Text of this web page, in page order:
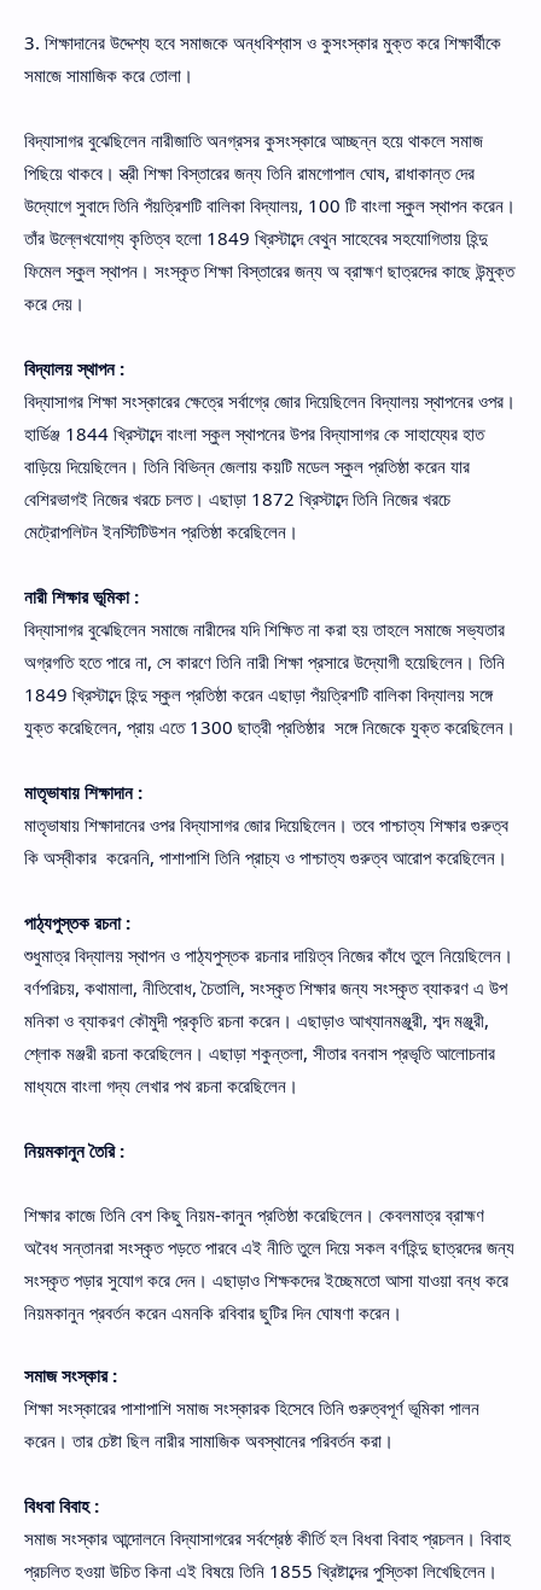
3. শিক্ষাদানের উদ্দেশ্য হবে সমাজকে অন্ধবিশ্বাস ও কুসংস্কার মুক্ত করে শিক্ষার্থীকে
সমাজে সামাজিক করে তোলা।
বিদ্যাসাগর বুঝেছিলেন নারীজাতি অনগ্রসর কুসংস্কারে আচ্ছন্ন হয়ে থাকলে সমাজ
পিছিয়ে থাকবে। স্ত্রী শিক্ষা বিস্তারের জন্য তিনি রামগোপাল ঘোষ, রাধাকান্ত দের
উদ্যোগে সুবাদে তিনি পঁয়ত্রিশটি বালিকা বিদ্যালয়, 100 টি বাংলা স্কুল স্থাপন করেন।
তাঁর উল্লেখযোগ্য কৃতিত্ব হলো 1849 খ্রিস্টাব্দে বেথুন সাহেবের সহযোগিতায় হিন্দু
ফিমেল স্কুল স্থাপন। সংস্কৃত শিক্ষা বিস্তারের জন্য অ ব্রাহ্মণ ছাত্রদের কাছে উন্মুক্ত
করে দেয়।
বিদ্যালয় স্থাপন :
বিদ্যাসাগর শিক্ষা সংস্কারের ক্ষেত্রে সর্বাগ্রে জোর দিয়েছিলেন বিদ্যালয় স্থাপনের ওপর।
হার্ডিঞ্জ 1844 খ্রিস্টাব্দে বাংলা স্কুল স্থাপনের উপর বিদ্যাসাগর কে সাহায্যের হাত
বাড়িয়ে দিয়েছিলেন। তিনি বিভিন্ন জেলায় কয়টি মডেল স্কুল প্রতিষ্ঠা করেন যার
বেশিরভাগই নিজের খরচে চলত। এছাড়া 1872 খ্রিস্টাব্দে তিনি নিজের খরচে
মেট্রোপলিটন ইনস্টিটিউশন প্রতিষ্ঠা করেছিলেন।
নারী শিক্ষার ভূমিকা :
বিদ্যাসাগর বুঝেছিলেন সমাজে নারীদের যদি শিক্ষিত না করা হয় তাহলে সমাজে সভ্যতার
অগ্রগতি হতে পারে না, সে কারণে তিনি নারী শিক্ষা প্রসারে উদ্যোগী হয়েছিলেন। তিনি
1849 খ্রিস্টাব্দে হিন্দু স্কুল প্রতিষ্ঠা করেন এছাড়া পঁয়ত্রিশটি বালিকা বিদ্যালয় সঙ্গে
যুক্ত করেছিলেন, প্রায় এতে 1300 ছাত্রী প্রতিষ্ঠার সঙ্গে নিজেকে যুক্ত করেছিলেন।
মাতৃভাষায় শিক্ষাদান :
মাতৃভাষায় শিক্ষাদানের ওপর বিদ্যাসাগর জোর দিয়েছিলেন। তবে পাশ্চাত্য শিক্ষার গুরুত্ব
কি অস্বীকার করেননি, পাশাপাশি তিনি প্রাচ্য ও পাশ্চাত্য গুরুত্ব আরোপ করেছিলেন।
পাঠ্যপুস্তক রচনা :
শুধুমাত্র বিদ্যালয় স্থাপন ও পাঠ্যপুস্তক রচনার দায়িত্ব নিজের কাঁধে তুলে নিয়েছিলেন।
বর্ণপরিচয়, কথামালা, নীতিবোধ, চৈতালি, সংস্কৃত শিক্ষার জন্য সংস্কৃত ব্যাকরণ এ উপ
মনিকা ও ব্যাকরণ কৌমুদী প্রকৃতি রচনা করেন। এছাড়াও আখ্যানমঞ্জুরী, শব্দ মঞ্জুরী,
শ্লোক মঞ্জরী রচনা করেছিলেন। এছাড়া শকুন্তলা, সীতার বনবাস প্রভৃতি আলোচনার
মাধ্যমে বাংলা গদ্য লেখার পথ রচনা করেছিলেন।
নিয়মকানুন তৈরি :
শিক্ষার কাজে তিনি বেশ কিছু নিয়ম-কানুন প্রতিষ্ঠা করেছিলেন। কেবলমাত্র ব্রাহ্মণ
অবৈধ সন্তানরা সংস্কৃত পড়তে পারবে এই নীতি তুলে দিয়ে সকল বর্ণহিন্দু ছাত্রদের জন্য
সংস্কৃত পড়ার সুযোগ করে দেন। এছাড়াও শিক্ষকদের ইচ্ছেমতো আসা যাওয়া বন্ধ করে
নিয়মকানুন প্রবর্তন করেন এমনকি রবিবার ছুটির দিন ঘোষণা করেন।
সমাজ সংস্কার :
শিক্ষা সংস্কারের পাশাপাশি সমাজ সংস্কারক হিসেবে তিনি গুরুত্বপূর্ণ ভূমিকা পালন
করেন। তার চেষ্টা ছিল নারীর সামাজিক অবস্থানের পরিবর্তন করা।
বিধবা বিবাহ :
সমাজ সংস্কার আন্দোলনে বিদ্যাসাগরের সর্বশ্রেষ্ঠ কীর্তি হল বিধবা বিবাহ প্রচলন। বিবাহ
প্রচলিত হওয়া উচিত কিনা এই বিষয়ে তিনি 1855 খ্রিষ্টাব্দের পুস্তিকা লিখেছিলেন।